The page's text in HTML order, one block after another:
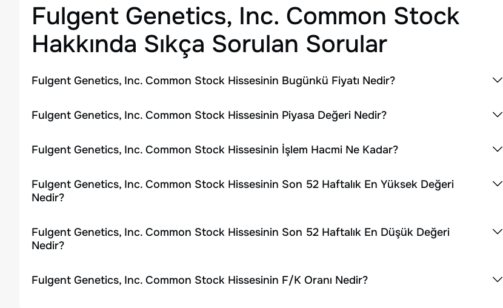
Fulgent Genetics, Inc. Common Stock
Hakkında Sıkça Sorulan Sorular
Fulgent Genetics, Inc. Common Stock Hissesinin Bugünkü Fiyatı Nedir?
Fulgent Genetics, Inc. Common Stock Hissesinin Piyasa Değeri Nedir?
Fulgent Genetics, Inc. Common Stock Hissesinin İşlem Hacmi Ne Kadar?
Fulgent Genetics, Inc. Common Stock Hissesinin Son 52 Haftalık En Yüksek Değeri
Nedir?
Fulgent Genetics, Inc. Common Stock Hissesinin Son 52 Haftalık En Düşük Değeri
Nedir?
Fulgent Genetics, Inc. Common Stock Hissesinin F/K Oranı Nedir?